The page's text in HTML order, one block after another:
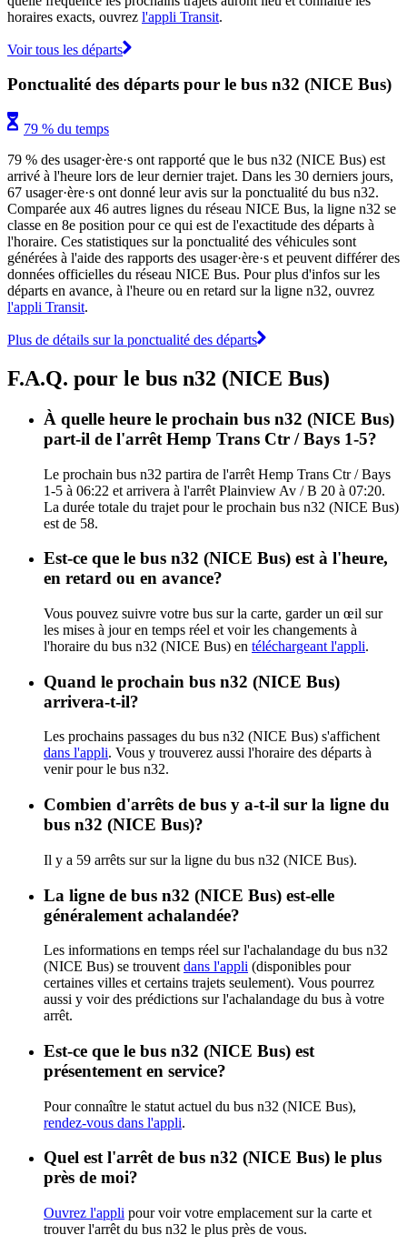
horaires exacts, ouvrez l'appli Transit.
Voir tous les départs
Ponctualité des départs pour le bus n32 (NICE Bus)
79 % du temps
79 % des usager·ère·s ont rapporté que le bus n32 (NICE Bus) est
arrivé à l'heure lors de leur dernier trajet. Dans les 30 derniers jours,
67 usager·ère·s ont donné leur avis sur la ponctualité du bus n32.
Comparée aux 46 autres lignes du réseau NICE Bus, la ligne n32 se
classe en 8e position pour ce qui est de l'exactitude des départs à
l'horaire. Ces statistiques sur la ponctualité des véhicules sont
générées à l'aide des rapports des usager·ère·s et peuvent différer des
données officielles du réseau NICE Bus. Pour plus d'infos sur les
départs en avance, à l'heure ou en retard sur la ligne n32, ouvrez
l'appli Transit.
Plus de détails sur la ponctualité des départs
F.A.Q. pour le bus n32 (NICE Bus)
À quelle heure le prochain bus n32 (NICE Bus)
part-il de l'arrêt Hemp Trans Ctr / Bays 1-5?
Le prochain bus n32 partira de l'arrêt Hemp Trans Ctr / Bays
1-5 à 06:22 et arrivera à l'arrêt Plainview Av / B 20 à 07:20.
La durée totale du trajet pour le prochain bus n32 (NICE Bus)
est de 58.
Est-ce que le bus n32 (NICE Bus) est à l'heure,
en retard ou en avance?
Vous pouvez suivre votre bus sur la carte, garder un œil sur
les mises à jour en temps réel et voir les changements à
l'horaire du bus n32 (NICE Bus) en téléchargeant l'appli.
Quand le prochain bus n32 (NICE Bus)
arrivera-t-il?
Les prochains passages du bus n32 (NICE Bus) s'affichent
dans l'appli. Vous y trouverez aussi l'horaire des départs à
venir pour le bus n32.
Combien d'arrêts de bus y a-t-il sur la ligne du
bus n32 (NICE Bus)?
Il y a 59 arrêts sur sur la ligne du bus n32 (NICE Bus).
La ligne de bus n32 (NICE Bus) est-elle
généralement achalandée?
Les informations en temps réel sur l'achalandage du bus n32
(NICE Bus) se trouvent dans l'appli (disponibles pour
certaines villes et certains trajets seulement). Vous pourrez
aussi y voir des prédictions sur l'achalandage du bus à votre
arrêt.
Est-ce que le bus n32 (NICE Bus) est
présentement en service?
Pour connaître le statut actuel du bus n32 (NICE Bus),
rendez-vous dans l'appli.
Quel est l'arrêt de bus n32 (NICE Bus) le plus
près de moi?
Ouvrez l'appli pour voir votre emplacement sur la carte et
trouver l'arrêt du bus n32 le plus près de vous.